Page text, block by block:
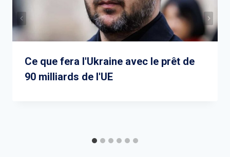
Ce que fera l'Ukraine avec le prêt de
90 milliards de l'UE